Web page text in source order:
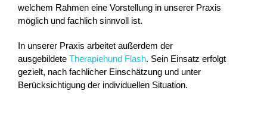
welchem Rahmen eine Vorstellung in unserer Praxis
möglich und fachlich sinnvoll ist.
In unserer Praxis arbeitet außerdem der
ausgebildete Therapiehund Flash. Sein Einsatz erfolgt
gezielt, nach fachlicher Einschätzung und unter
Berücksichtigung der individuellen Situation.